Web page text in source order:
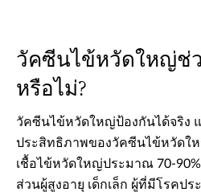
วัคซีนไข้หวัดใหญ่ช่
หรือไม่?
วัคซีนไข้หวัดใหญ่ป้องกันได้จริง
ประสิทธิภาพของวัคซีนไข้หวัดใ
เชื้อไข้หวัดใหญ่ประมาณ 70-
ส่วนผู้สูงอายุ เด็กเล็ก ผู้ที่มีโรคป